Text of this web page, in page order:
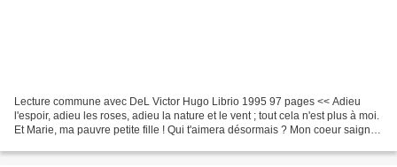
Lecture commune avec DeL Victor Hugo Librio 1995 97 pages << Adieu
l'espoir, adieu les roses, adieu la nature et le vent ; tout cela n'est plus à moi.
Et Marie, ma pauvre petite fille ! Qui t'aimera désormais ? Mon coeur saigne